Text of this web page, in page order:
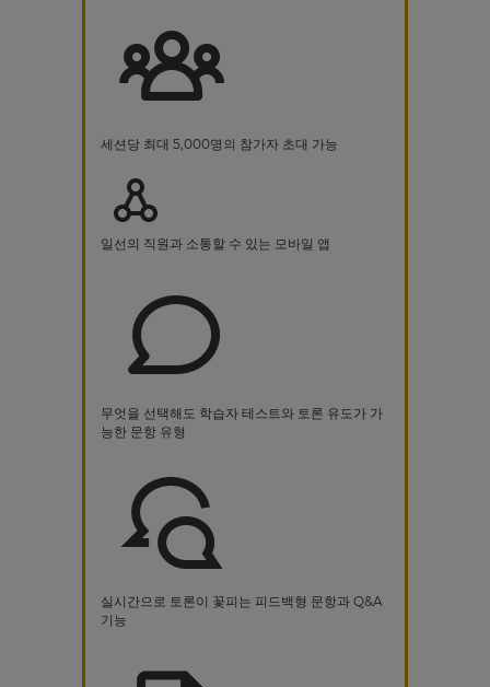
세션당 최대 5,000명의 참가자 초대 가능
일선의 직원과 소통할 수 있는 모바일 앱
무엇을 선택해도 학습자 테스트와 토론 유도가 가
능한 문항 유형
실시간으로 토론이 꽃피는 피드백형 문항과 Q&A
기능